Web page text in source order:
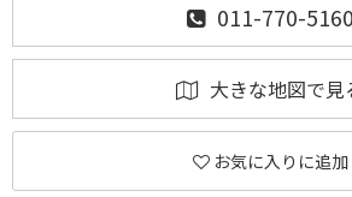
011-770-5160
大きな地図で見
お気に入りに追加